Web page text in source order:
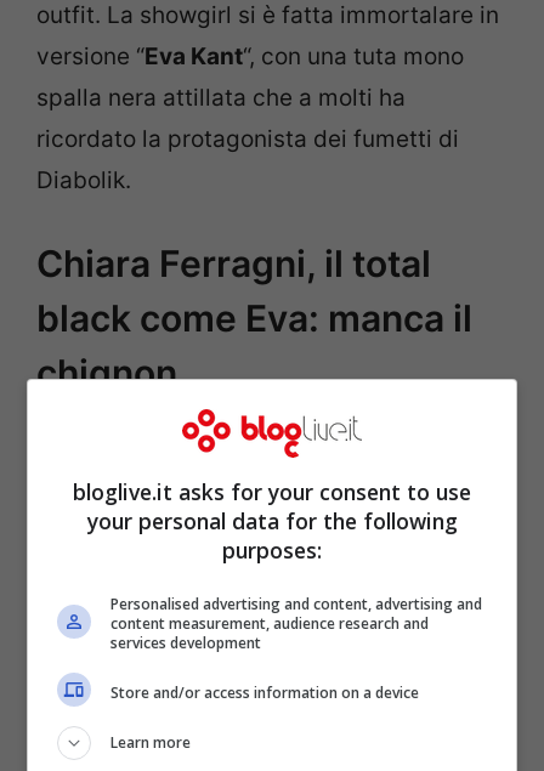
outfit. La showgirl si è fatta immortalare in
versione “Eva Kant“, con una tuta mono
spalla nera attillata che a molti ha
ricordato la protagonista dei fumetti di
Diabolik.
Chiara Ferragni, il total
black come Eva: manca il
chignon
bloglive.it asks for your consent to use
your personal data for the following
purposes:
Personalised advertising and content, advertising and
content measurement, audience research and
services development
Store and/or access information on a device
Learn more